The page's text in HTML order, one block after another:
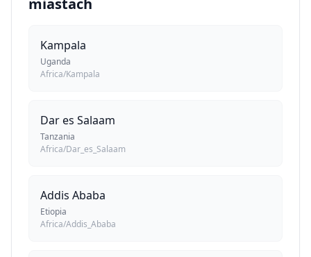
miastach
Kampala
Uganda
Africa/Kampala
Dar es Salaam
Tanzania
Africa/Dar_es_Salaam
Addis Ababa
Etiopia
Africa/Addis_Ababa